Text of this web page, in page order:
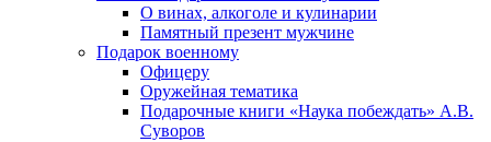
О винах, алкоголе и кулинарии
Памятный презент мужчине
Подарок военному
Офицеру
Оружейная тематика
Подарочные книги «Наука побеждать» А.В.
Суворов